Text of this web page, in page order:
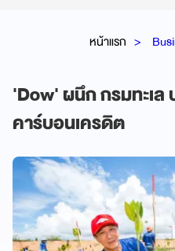
หน้าแรก
'Dow' ผนึก กรมทะเล
คาร์บอนเครดิต